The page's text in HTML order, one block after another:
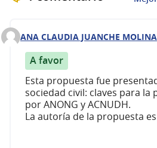
Comentario 272
ANA CLAUDIA JUANCHE MOLINA
A favor
Esta propuesta fue
sociedad civil: claves para
por ANONG y ACNUDH.
La autoría de la propuesta